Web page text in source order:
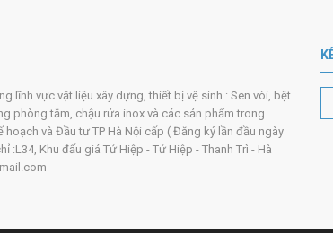
lĩnh vực vật liệu xây dựng, thiết bị vệ sinh : Sen vòi, bệt
phòng tắm, chậu rửa inox và các sản phẩm trong
và Đầu tư TP Hà Nội cấp ( Đăng ký lần đầu ngày
Khu đấu giá Tứ Hiệp - Tứ Hiệp - Thanh Trì - Hà